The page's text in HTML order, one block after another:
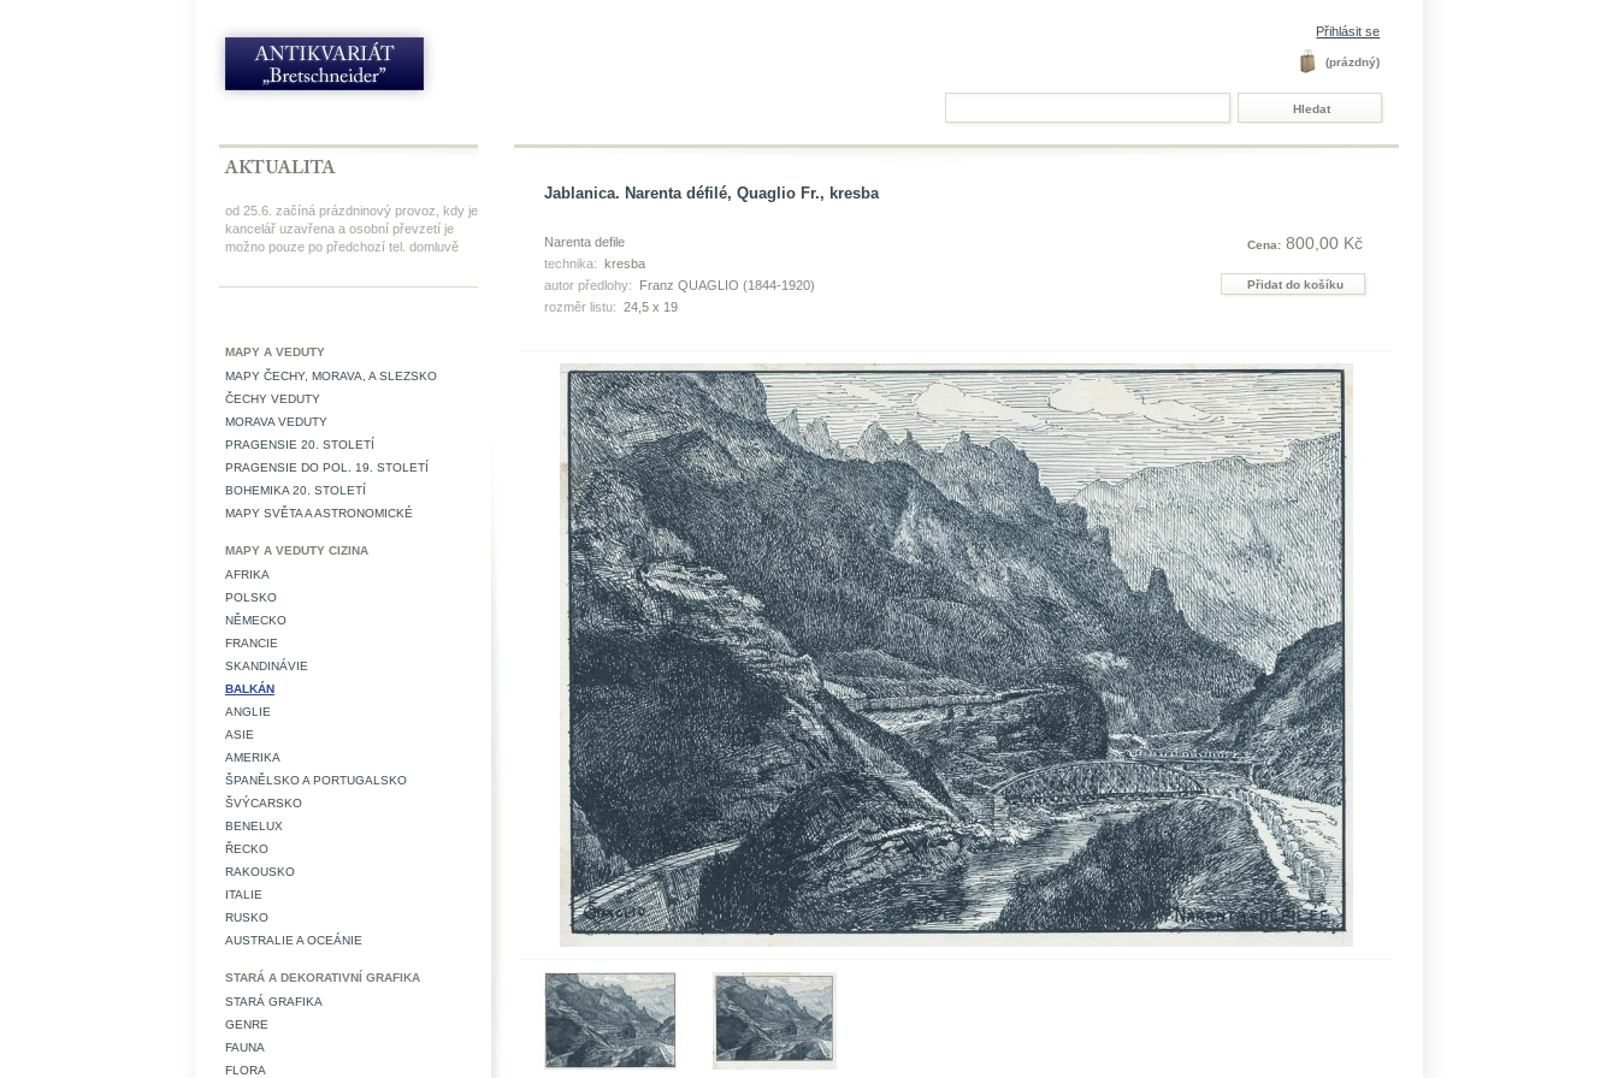
Přihlásit se
(prázdný)
od 25.6. začíná prázdninový provoz, kdy je
kancelář uzavřena a osobní převzetí je
možno pouze po předchozí tel. domluvě
MAPY A VEDUTY
MAPY ČECHY, MORAVA, A SLEZSKO
ČECHY VEDUTY
MORAVA VEDUTY
PRAGENSIE 20. STOLETÍ
PRAGENSIE DO POL. 19. STOLETÍ
BOHEMIKA 20. STOLETÍ
MAPY SVĚTA A ASTRONOMICKÉ
MAPY A VEDUTY CIZINA
AFRIKA
POLSKO
NĚMECKO
FRANCIE
SKANDINÁVIE
BALKÁN
ANGLIE
ASIE
AMERIKA
ŠPANĚLSKO A PORTUGALSKO
ŠVÝCARSKO
BENELUX
ŘECKO
RAKOUSKO
ITALIE
RUSKO
AUSTRALIE A OCEÁNIE
STARÁ A DEKORATIVNÍ GRAFIKA
STARÁ GRAFIKA
GENRE
FAUNA
FLORA
Jablanica. Narenta défilé, Quaglio Fr., kresba
Narenta defile
technika: kresba
autor předlohy:
Franz QUAGLIO (1844-1920)
rozměr listu: 24,5 x 19
Cena: 800,00 Kč